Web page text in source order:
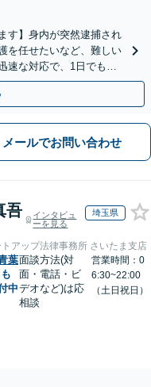
す】身内が突然逮捕され
を任せたいなど、難しい
速な対応で、1日でも早
士へ！
メールでお問い合わせ
吾
インタビュ
ーを見る
埼玉県
アップ法律事務所 さいたま支店
葉
中
面談方法(対
面・電話・ビ
デオなど)は応
相談
営業時間：0
6:30~22:00
（土日祝日）